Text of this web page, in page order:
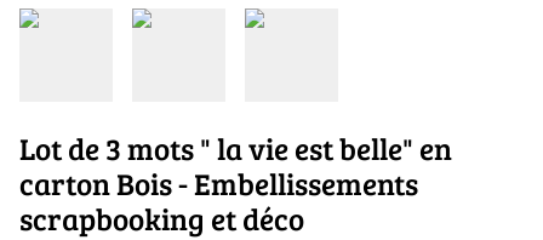
Lot de 3 mots " la vie est belle" en
carton Bois - Embellissements
scrapbooking et déco